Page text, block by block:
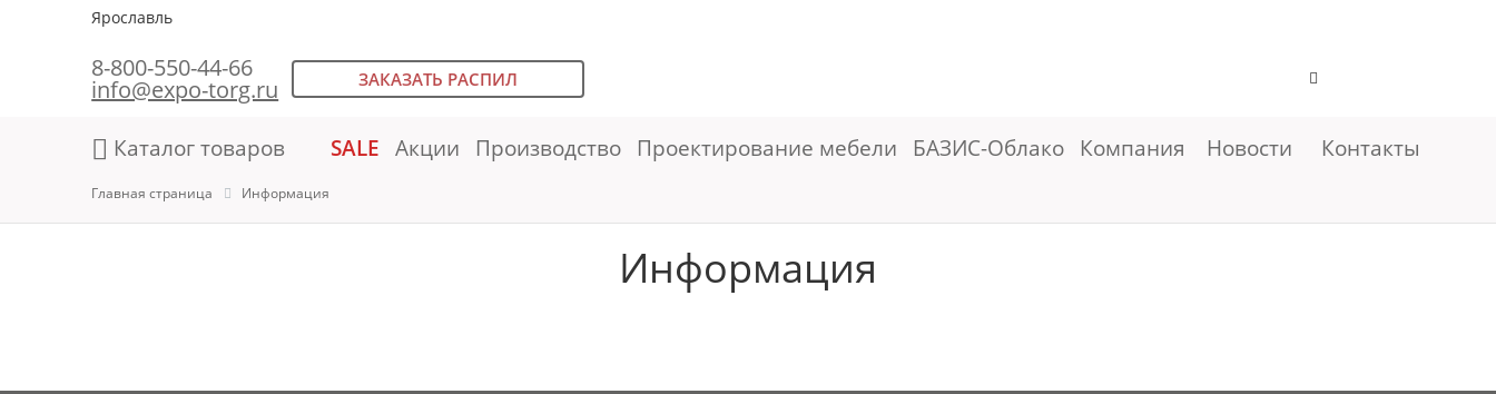
Ярославль
8-800-550-44-66
info@expo-torg.ru ЗАКАЗАТЬ РАСПИЛ
Каталог товаров SALE Акции Производство Проектирование мебели БАЗИС-Облако Компания Новости Контакты
Главная страница Информация
Информация